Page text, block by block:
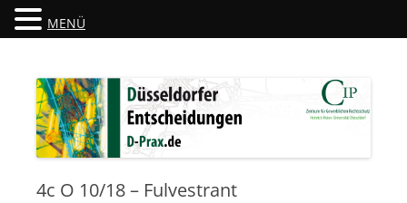
Düsseldorfer Entscheidungen
4c O 10/18 – Fulvestrant
MENÜ